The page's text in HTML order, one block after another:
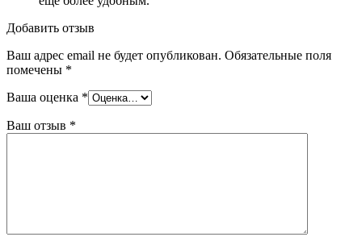
Добавить отзыв
Ваш адрес email не будет опубликован. Обязательные поля
помечены *
Ваша оценка *
Ваш отзыв *